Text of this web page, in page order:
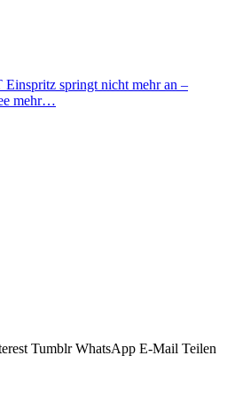
Einspritz springt nicht mehr an –
mehr…
Tumblr WhatsApp E-Mail Teilen